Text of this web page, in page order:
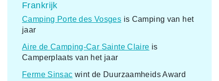
Frankrijk
Camping Porte des Vosges is Camping van het
jaar
Aire de Camping-Car Sainte Claire is
Camperplaats van het jaar
Ferme Sinsac wint de Duurzaamheids Award